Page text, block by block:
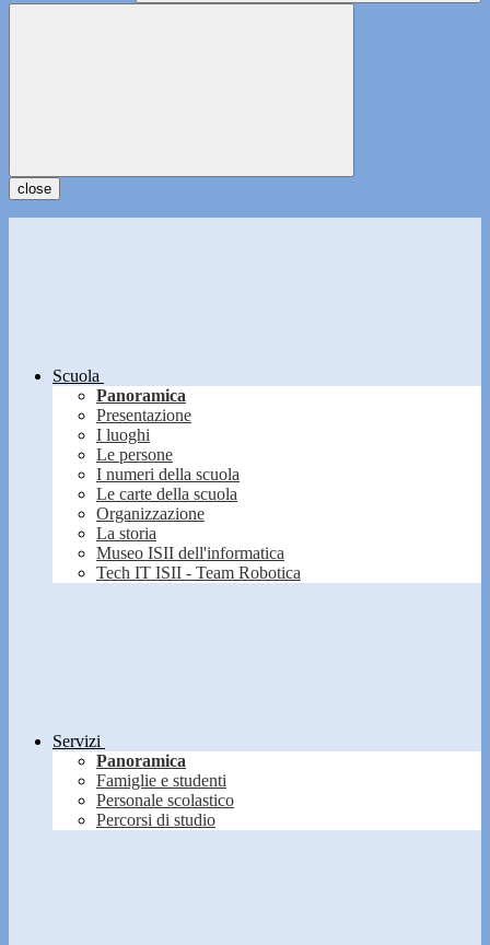
close
Scuola
Panoramica
Presentazione
I luoghi
Le persone
I numeri della scuola
Le carte della scuola
Organizzazione
La storia
Museo ISII dell'informatica
Tech IT ISII - Team Robotica
Servizi
Panoramica
Famiglie e studenti
Personale scolastico
Percorsi di studio